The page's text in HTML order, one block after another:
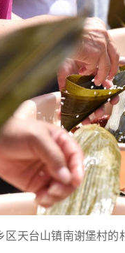
天台山镇南谢堡村的